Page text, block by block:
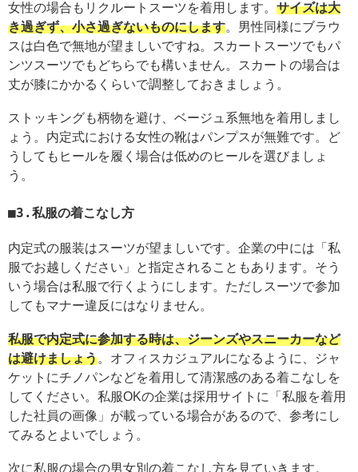
女性の場合もリクルートスーツを着用します。 サイズは大
き過ぎず、小さ過ぎないものにします。男性同様にブラウ
スは白色で無地が望ましいですね。スカートスーツでもパ
ンツスーツでもどちらでも構いません。スカートの場合は
丈が膝にかかるくらいで調整しておきましょう。
ストッキングも柄物を避け、ベージュ系無地を着用しまし
ょう。内定式における女性の靴はパンプスが無難です。ど
うしてもヒールを履く場合は低めのヒールを選びましょ
う。
3.私服の着こなし方
内定式の服装はスーツが望ましいです。企業の中には「私
服でお越しください」と指定されることもあります。そう
いう場合は私服で行くようにします。ただしスーツで参加
してもマナー違反にはなりません。
私服で内定式に参加する時は、ジーンズやスニーカーなど
は避けましょう。オフィスカジュアルになるように、ジャ
ケットにチノパンなどを着用して清潔感のある着こなしを
してください。私服OKの企業は採用サイトに「私服を着用
した社員の画像」が載っている場合があるので、参考にし
てみるとよいでしょう。
次に私服の場合の男女別の着こなし方を見ていきます。